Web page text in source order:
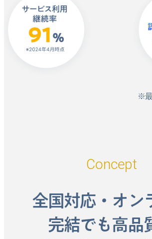
※最
Concept
全国対応・オン
完結でも高品